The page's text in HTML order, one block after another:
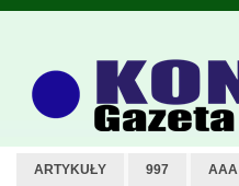
ARTYKUŁY 997 AAA